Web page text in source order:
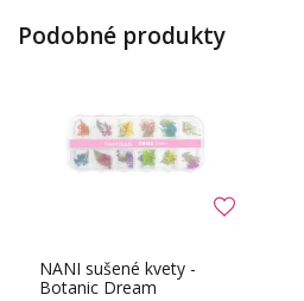
Podobné produkty
NANI sušené kvety -
Botanic Dream